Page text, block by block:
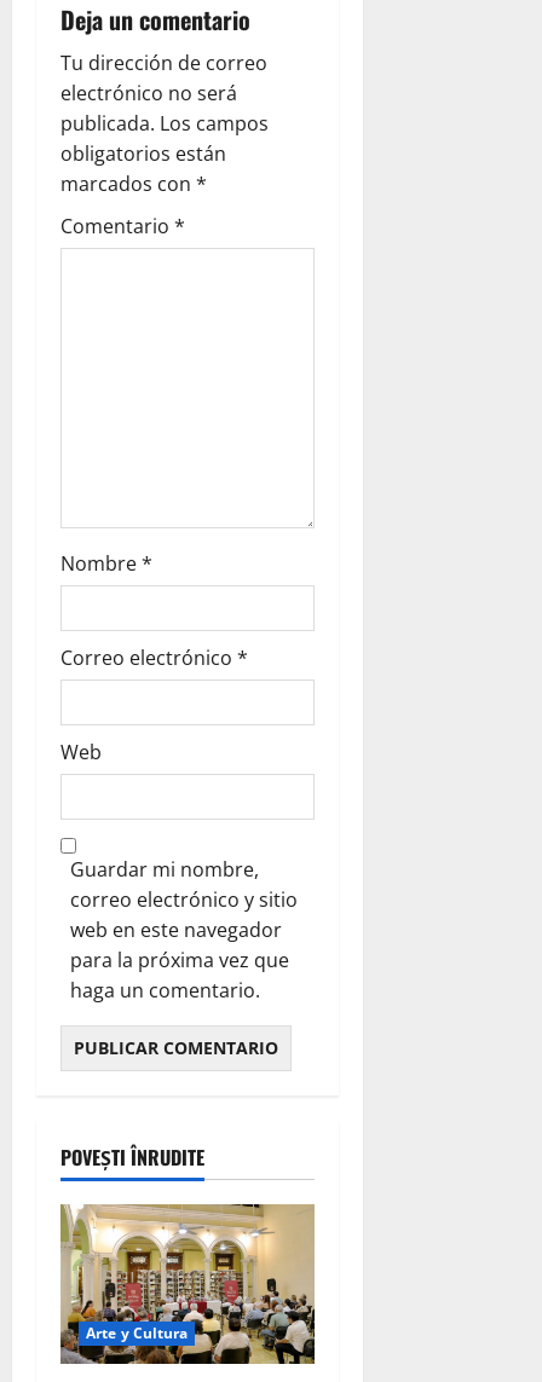
v
i
g
a
t
Deja un comentario
Tu dirección de correo
electrónico no será
publicada. Los campos
obligatorios están
marcados con *
Comentario *
Nombre*
Correo electrónico *
Web
Guardar mi nombre,
correo electrónico y sitio
web en este navegador
para la próxima vez que
haga un comentario.
POVEȘTI ÎNRUDITE
Arte y Cultura